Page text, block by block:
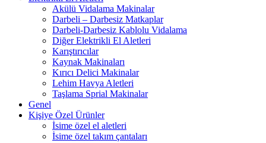
Akülü Vidalama Makinalar
Darbeli – Darbesiz Matkaplar
Darbeli-Darbesiz Kablolu Vidalama
Diğer Elektrikli El Aletleri
Karıştırıcılar
Kaynak Makinaları
Kırıcı Delici Makinalar
Lehim Havya Aletleri
Taşlama Sprial Makinalar
Genel
Kişiye Özel Ürünler
İsime özel el aletleri
İsime özel takım çantaları